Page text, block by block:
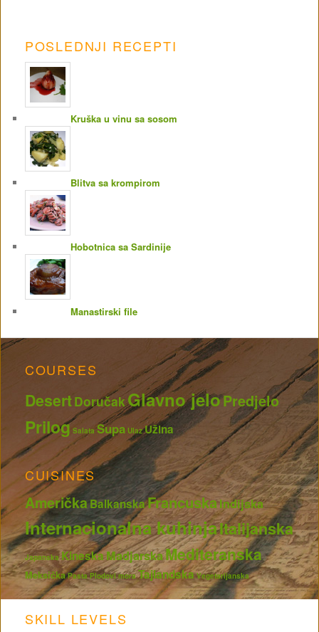
POSLEDNJI RECEPTI
Kruška u vinu sa sosom
Blitva sa krompirom
Hobotnica sa Sardinije
Manastirski file
COURSES
DesertDoručakGlavno jeloPredjelo
Prilog Salata Supa Ulaz Užina
CUISINES
AmeričkaBalkanskaFrancuskaIndijska
Internacionalna kuhinjaItalijanska
Japanska KineskaMadjarskaMediteranska
Meksička Pasta Plodovi mora Tajlandska Vegetarijanska
SKILL LEVELS